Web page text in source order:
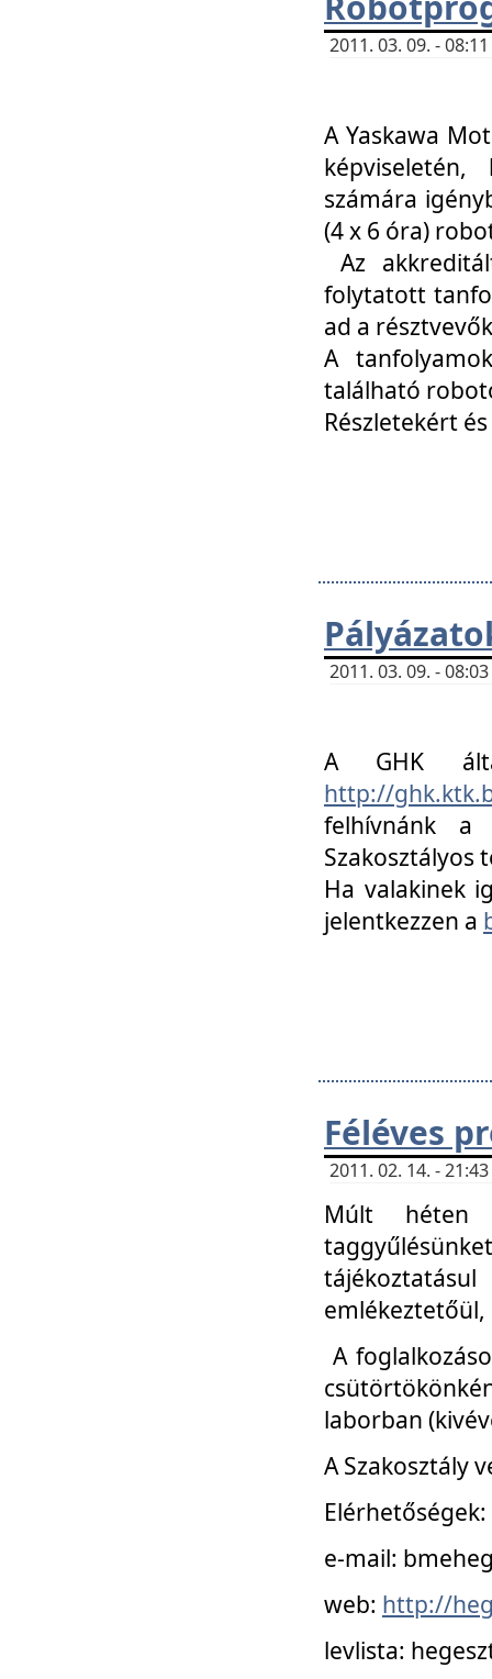
2011. 03. 09. -
A Yaskawa
számára
(4 x 6 óra)
Az
folytatott
ad a
A
található
Részletekért
2011. 03. 09. -
A GHK
http://
felhívnánk a
Szakosztályos
Ha valakinek
jelentkezzen a
Féléves
2011. 02. 14. -
Múlt héten
emlékeztetőül,
A
laborban
A Szakosztály
Elérhetőségek:
e-mail:
web: http://
levlista: